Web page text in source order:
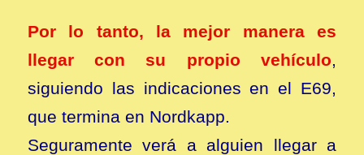
Por lo tanto, la mejor manera es
llegar con su propio vehículo,
siguiendo las indicaciones en el E69,
que termina en Nordkapp.
Seguramente verá a alguien llegar a